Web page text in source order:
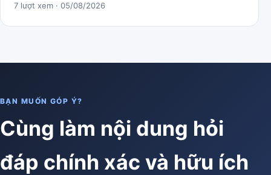
7 lượt xem · 05/08/2026
BẠN MUỐN GÓP Ý?
Cùng làm nội dung hỏi
đáp chính xác và hữu ích